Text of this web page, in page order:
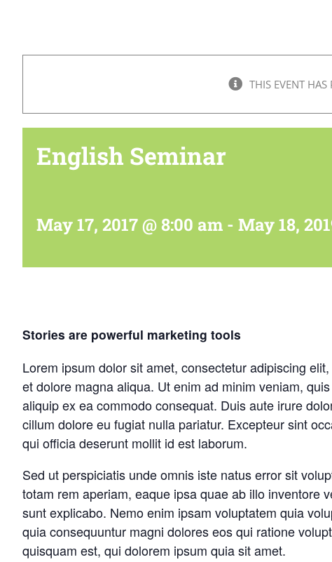
THIS EVENT HAS
English Seminar
May 17, 2017 @ 8:00 am - May 18,
Stories are powerful marketing tools
Lorem ipsum dolor sit amet, consectetur adipiscing
et dolore magna aliqua. Ut enim ad minim veniam,
aliquip ex ea commodo consequat. Duis aute irure
cillum dolore eu fugiat nulla pariatur. Excepteur sint
qui officia deserunt mollit id est laborum.
Sed ut perspiciatis unde omnis iste natus error sit
totam rem aperiam, eaque ipsa quae ab illo inventore
sunt explicabo. Nemo enim ipsam voluptatem quia
quia consequuntur magni dolores eos qui ratione
quisquam est, qui dolorem ipsum quia sit amet.